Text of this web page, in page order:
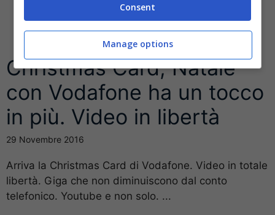
Christmas Card, Natale
con Vodafone ha un tocco
in più. Video in libertà
29 Novembre 2016
Arriva la Christmas Card di Vodafone. Video in totale
libertà. Giga che non diminuiscono dal conto
telefonico. Youtube e non solo. ...
Consent
Manage options